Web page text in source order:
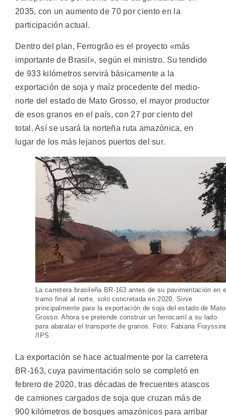
2035, con un aumento de 70 por ciento en la
participación actual.
Dentro del plan, Ferrogrão es el proyecto «más
importante de Brasil», según el ministro. Su tendido
de 933 kilómetros servirá básicamente a la
exportación de soja y maíz procedente del medio-
norte del estado de Mato Grosso, el mayor productor
de esos granos en el país, con 27 por ciento del
total. Así se usará la norteña ruta amazónica, en
lugar de los más lejanos puertos del sur.
La carretera brasileña BR-163 antes de su pavimentación en
tramo final al norte, solo concretada en 2020. Sirve
principalmente para la exportación de soja del estado de Mato
Grosso. Ahora se pretende construir un ferrocarril a su lado
para abaratar el transporte de granos. Foto: Fabiana
/IPS
La exportación se hace actualmente por la carretera
BR-163, cuya pavimentación solo se completó en
febrero de 2020, tras décadas de frecuentes atascos
de camiones cargados de soja que cruzan más de
900 kilómetros de bosques amazónicos para arribar